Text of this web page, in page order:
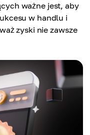
ważne jest, aby
w handlu i
zyski nie zawsze